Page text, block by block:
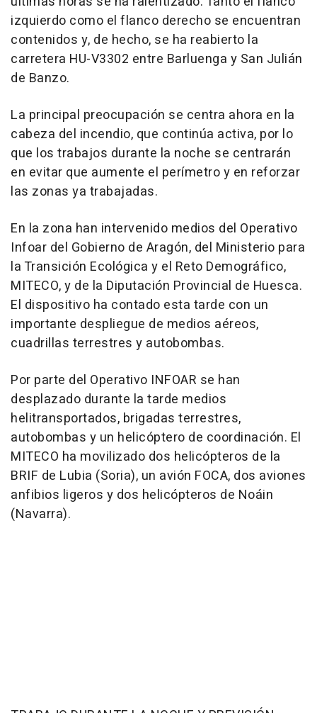
izquierdo como el flanco derecho se encuentran
contenidos y, de hecho, se ha reabierto la
carretera HU-V3302 entre Barluenga y San Julián
de Banzo.
La principal preocupación se centra ahora en la
cabeza del incendio, que continúa activa, por lo
que los trabajos durante la noche se centrarán
en evitar que aumente el perímetro y en reforzar
las zonas ya trabajadas.
En la zona han intervenido medios del Operativo
Infoar del Gobierno de Aragón, del Ministerio para
la Transición Ecológica y el Reto Demográfico,
MITECO, y de la Diputación Provincial de Huesca.
El dispositivo ha contado esta tarde con un
importante despliegue de medios aéreos,
cuadrillas terrestres y autobombas.
Por parte del Operativo INFOAR se han
desplazado durante la tarde medios
helitransportados, brigadas terrestres,
autobombas y un helicóptero de coordinación. El
MITECO ha movilizado dos helicópteros de la
BRIF de Lubia (Soria), un avión FOCA, dos aviones
anfibios ligeros y dos helicópteros de Noáin
(Navarra).